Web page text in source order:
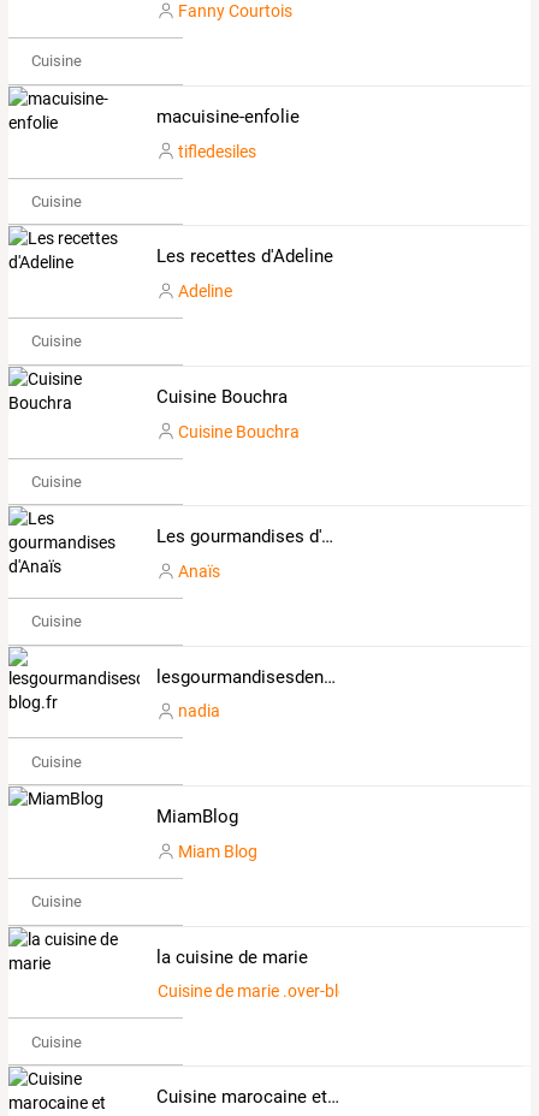
Fanny Courtois
Cuisine
macuisine-enfolie
tifledesiles
Cuisine
Les recettes d'Adeline
Adeline
Cuisine
Cuisine Bouchra
Cuisine Bouchra
Cuisine
Les gourmandises d'Anaïs
Anaïs
Cuisine
lesgourmandisesdenadia.over-blog.fr
nadia
Cuisine
MiamBlog
Miam Blog
Cuisine
la cuisine de marie
Cuisine de marie .over-blog.com
Cuisine
Cuisine marocaine et internationale de sousoukitchen